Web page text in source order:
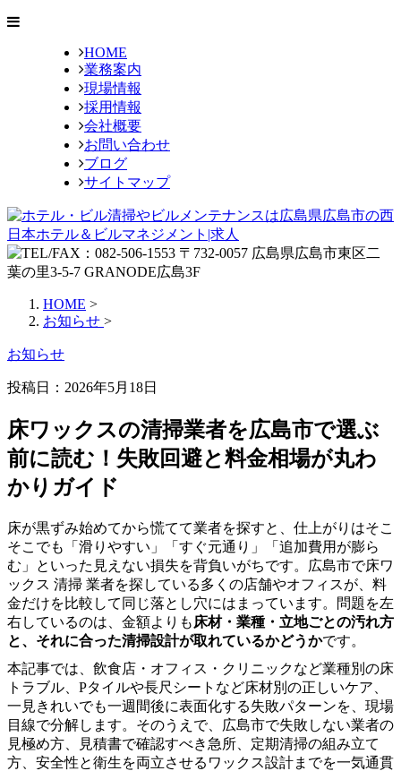
HOME
業務案内
現場情報
採用情報
会社概要
お問い合わせ
ブログ
サイトマップ
HOME >
お知らせ >
お知らせ
投稿日： 2026年5月18日
床ワックスの清掃業者を広島市で選ぶ
前に読む！失敗回避と料金相場が丸わ
かりガイド
床が黒ずみ始めてから慌てて業者を探すと、仕上がりはそこ
そこでも「滑りやすい」「すぐ元通り」「追加費用が膨ら
む」といった見えない損失を背負いがちです。広島市で床ワ
ックス 清掃 業者を探している多くの店舗やオフィスが、料
金だけを比較して同じ落とし穴にはまっています。問題を左
右しているのは、金額よりも 床材・業種・立地ごとの汚れ方
と、それに合った清掃設計が取れているかどうかです。
本記事では、飲食店・オフィス・クリニックなど業種別の床
トラブル、Pタイルや長尺シートなど床材別の正しいケア、
一見きれいでも一週間後に表面化する失敗パターンを、現場
目線で分解します。そのうえで、広島市で失敗しない業者の
見極め方、見積書で確認すべき急所、定期清掃の組み立て
方、安全性と衛生を両立させるワックス設計までを一気通貫